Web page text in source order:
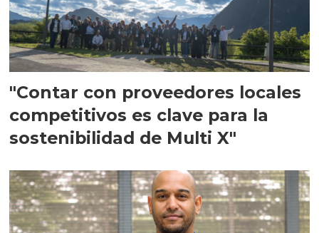
"Contar con proveedores locales
competitivos es clave para la
sostenibilidad de Multi X"